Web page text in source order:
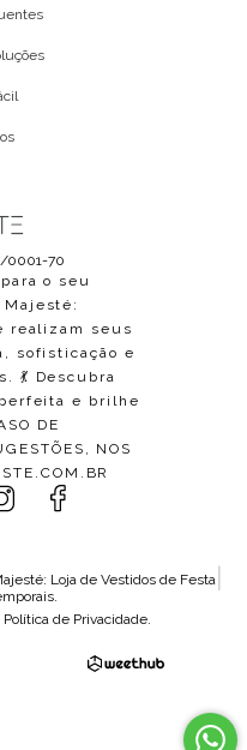
0001-70
o seu
Majesté:
realizam seus
sofisticação e
💃 Descubra
e brilhe
DE
NOS
Loja de Vestidos de Festa
Política de Privacidade.